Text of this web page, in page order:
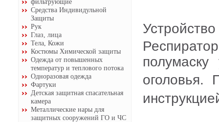
Средства Индивидульной
Защиты
Рук
Глаз, лица
Тела, Кожи
Костюмы Химической защиты
Одежда от повышенных
температур и теплового потока
Одноразовая одежда
Фартуки
Детская защитная спасательная
камера
Металлические нары для
защитных сооружений ГО и ЧС
Устройство